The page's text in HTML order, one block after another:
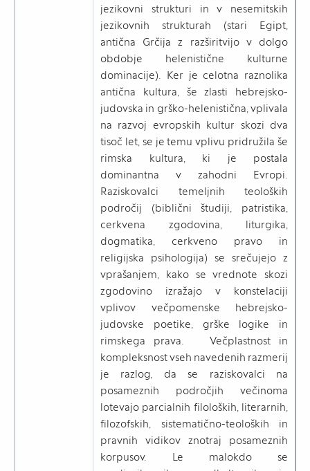
jezikovni strukturi in v nesemitskih
jezikovnih strukturah (stari Egipt,
antična Grčija z razširitvijo v dolgo
obdobje helenistične kulturne
dominacije). Ker je celotna raznolika
antična kultura, še zlasti hebrejsko-
judovska in grško-helenistična, vplivala
na razvoj evropskih kultur skozi dva
tisoč let, se je temu vplivu pridružila še
rimska kultura, ki je postala
dominantna v zahodni Evropi.
Raziskovalci temeljnih teoloških
področij (biblični študiji, patristika,
cerkvena zgodovina, liturgika,
dogmatika, cerkveno pravo in
religijska psihologija) se srečujejo z
vprašanjem, kako se vrednote skozi
zgodovino izražajo v konstelaciji
vplivov večpomenske hebrejsko-
judovske poetike, grške logike in
rimskega prava. Večplastnost in
kompleksnost vseh navedenih razmerij
je razlog, da se raziskovalci na
posameznih področjih večinoma
lotevajo parcialnih filoloških, literarnih,
filozofskih, sistematično-teoloških in
pravnih vidikov znotraj posameznih
korpusov. Le malokdo se